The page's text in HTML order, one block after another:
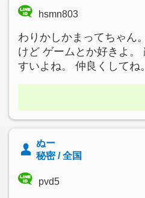
hsmn803
わりかしかまってちゃん
けど ゲームとか好きよ。
すいよね。 仲良くしてね
ぬー
秘密 / 全国
pvd5